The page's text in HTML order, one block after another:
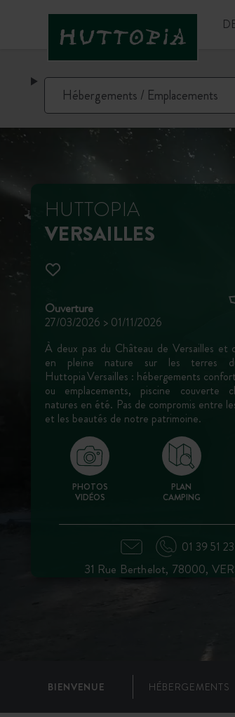
HUTTOPIA
VERSAILLES
Ouverture
27/03/2026 > 01/11/2026
À deux pas du Château de Versailles et
en pleine nature sur les terres
Huttopia Versailles : hébergements
ou emplacements, piscine couverte
natures en été. Pas de compromis entre
et les beautés de notre patrimoine.
PHOTOS
VIDÉOS
PLAN
CAMPING
01 39 51
31 Rue Berthelot, 78000,
BIENVENUE HÉBERGEMENTS